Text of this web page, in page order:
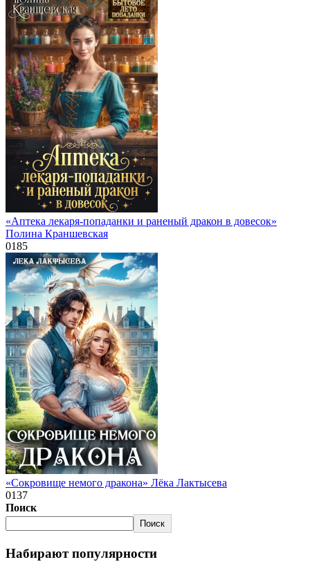
«Аптека лекаря-попаданки и раненый дракон в довесок»
Полина Краншевская
0185
«Сокровище немого дракона» Лёка Лактысева
0137
Поиск
Поиск
Набирают популярности